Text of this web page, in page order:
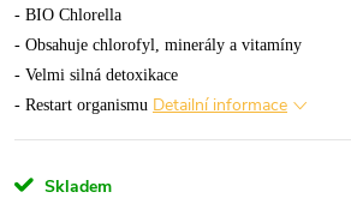
- BIO Chlorella
- Obsahuje chlorofyl, minerály a vitamíny
- Velmi silná detoxikace
- Restart organismu Detailní informace
Skladem